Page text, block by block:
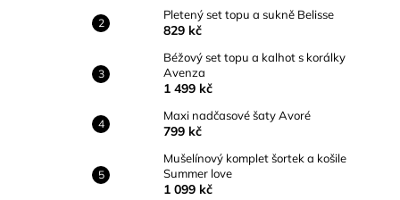
Pletený set topu a sukně Belisse
829 kč
Béžový set topu a kalhot s korálky
Avenza
1 499 kč
Maxi nadčasové šaty Avoré
799 kč
Mušelínový komplet šortek a košile
Summer love
1 099 kč